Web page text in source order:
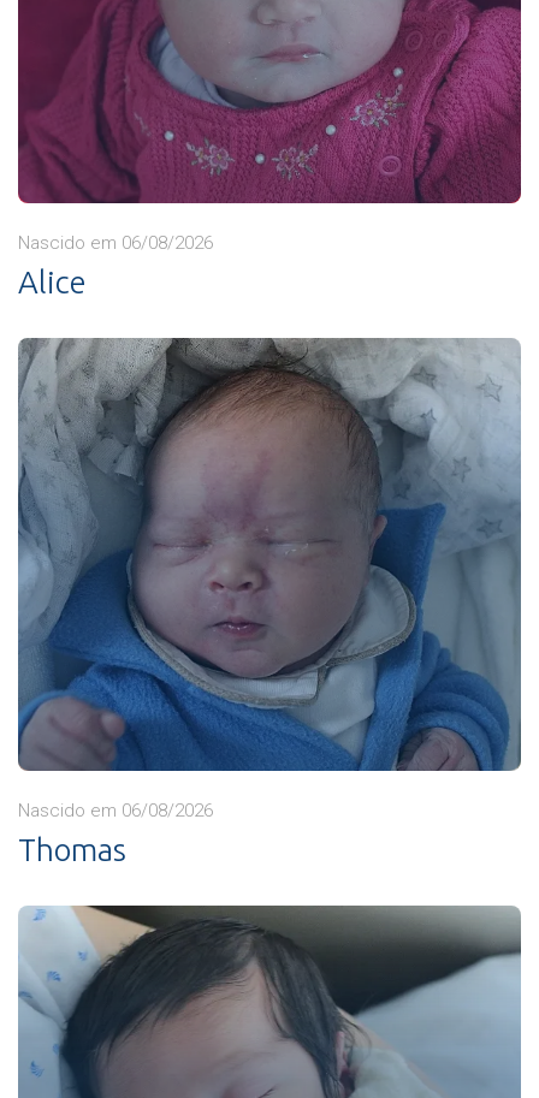
Nascido em 06/08/2026
Alice
Nascido em 06/08/2026
Thomas